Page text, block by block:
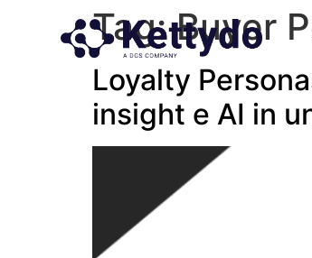
Tag:Buyer
Loyalty
insight e AI in